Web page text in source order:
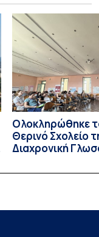
Σπουδών,
Κύπρου
τη Δευτέρα 31
Ολοκληρώθηκε
Θερινό Σχολείο
Διαχρονική
Linguistics in